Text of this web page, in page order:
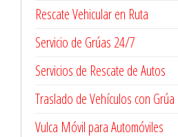
Rescate Vehicular en Ruta
Servicio de Grúas 24/7
Servicios de Rescate de Autos
Traslado de Vehículos con Grúa
Vulca Móvil para Automóviles